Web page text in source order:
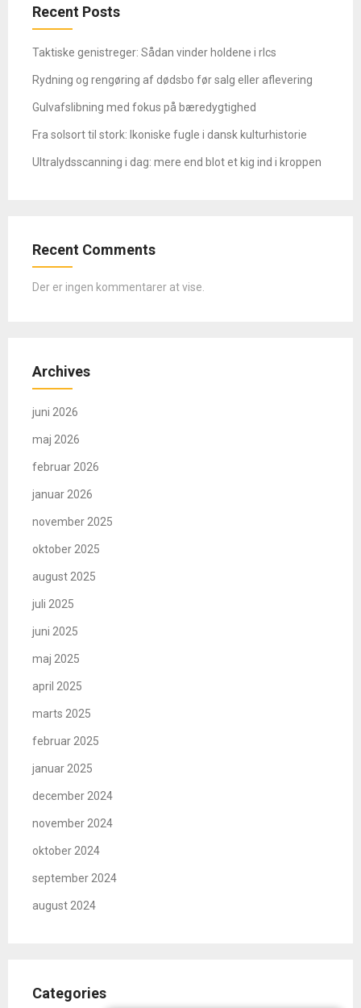
Recent Posts
Taktiske genistreger: Sådan vinder holdene i rlcs
Rydning og rengøring af dødsbo før salg eller aflevering
Gulvafslibning med fokus på bæredygtighed
Fra solsort til stork: Ikoniske fugle i dansk kulturhistorie
Ultralydsscanning i dag: mere end blot et kig ind i kroppen
Recent Comments
Der er ingen kommentarer at vise.
Archives
juni 2026
maj 2026
februar 2026
januar 2026
november 2025
oktober 2025
august 2025
juli 2025
juni 2025
maj 2025
april 2025
marts 2025
februar 2025
januar 2025
december 2024
november 2024
oktober 2024
september 2024
august 2024
Categories